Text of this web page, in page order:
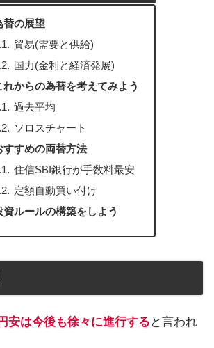
替の展望
貿易(需要と供給)
国力(金利と経済発展)
れからの為替を考えてみよう
過去平均
ソロスチャート
すすめの両替方法
住信SBI銀行が手数料最安
定額自動買い付け
資ルールの構築をしよう
安は今後も徐々に進行する と言われ